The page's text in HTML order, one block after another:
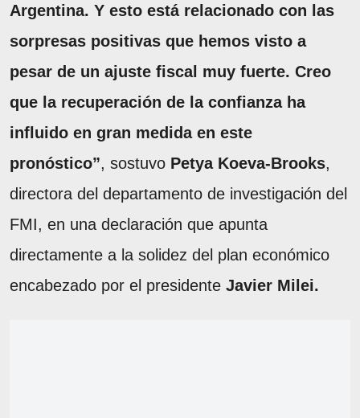
Argentina. Y esto está relacionado con las
sorpresas positivas que hemos visto a
pesar de un ajuste fiscal muy fuerte. Creo
que la recuperación de la confianza ha
influido en gran medida en este
pronóstico”, sostuvo Petya Koeva-Brooks,
directora del departamento de investigación del
FMI, en una declaración que apunta
directamente a la solidez del plan económico
encabezado por el presidente Javier Milei.